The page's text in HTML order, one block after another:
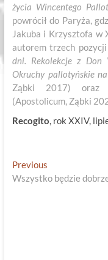
życia Wincentego
powrócił do Paryża,
Jakuba i Krzysztofa w
autorem trzech
dni. Rekolekcje z Don
Okruchy pallotyńskie
Ząbki 2017) oraz
(Apostolicum, Ząbki
Recogito, rok XXIV,
Nawigacja
wpisu
PreviousPrevious
post:
Wszystko będzie